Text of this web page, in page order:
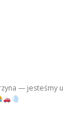
— jesteśmy u